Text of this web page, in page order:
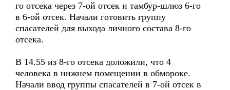
го отсека через 7-ой отсек и тамбур-шлюз 6-го
в 6-ой отсек. Начали готовить группу
спасателей для выхода личного состава 8-го
отсека.
В 14.55 из 8-го отсека доложили, что 4
человека в нижнем помещении в обмороке.
Начали ввод группы спасателей в 7-ой отсек в